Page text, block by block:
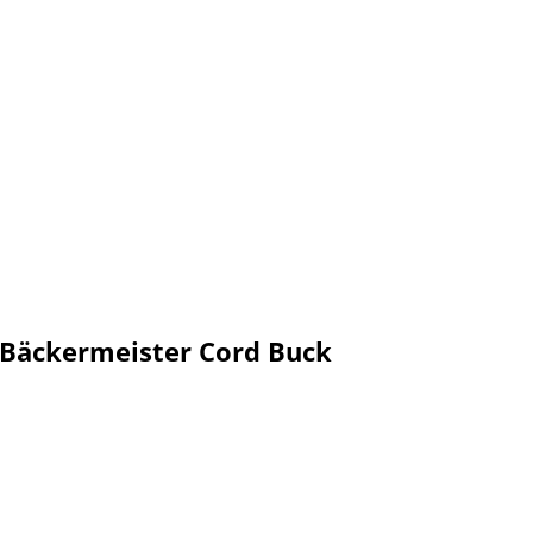
Cord Buck